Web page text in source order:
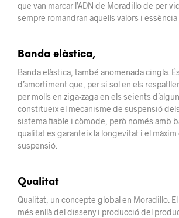
que van marcar l’ADN de Moradillo de per
sempre romandran aquells valors i essència
Banda elàstica,
Banda elàstica, també anomenada cingla.
d’amortiment que, per si sol en els
per molls en ziga-zaga en els seients
constitueix el mecanisme de suspensió
sistema fiable i còmode, però només amb
qualitat es garanteix la longevitat i el
suspensió.
Qualitat
Qualitat, un concepte global en Moradillo.
més enllà del disseny i producció del